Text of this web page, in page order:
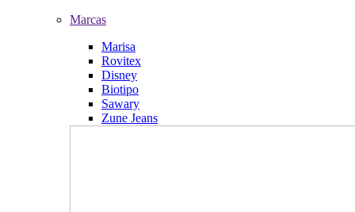
Marcas
Marisa
Rovitex
Disney
Biotipo
Sawary
Zune Jeans